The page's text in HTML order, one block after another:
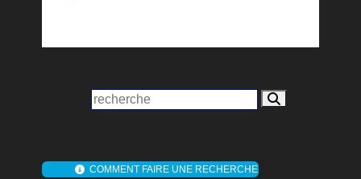
COMMENT FAIRE UNE RECHERCHE